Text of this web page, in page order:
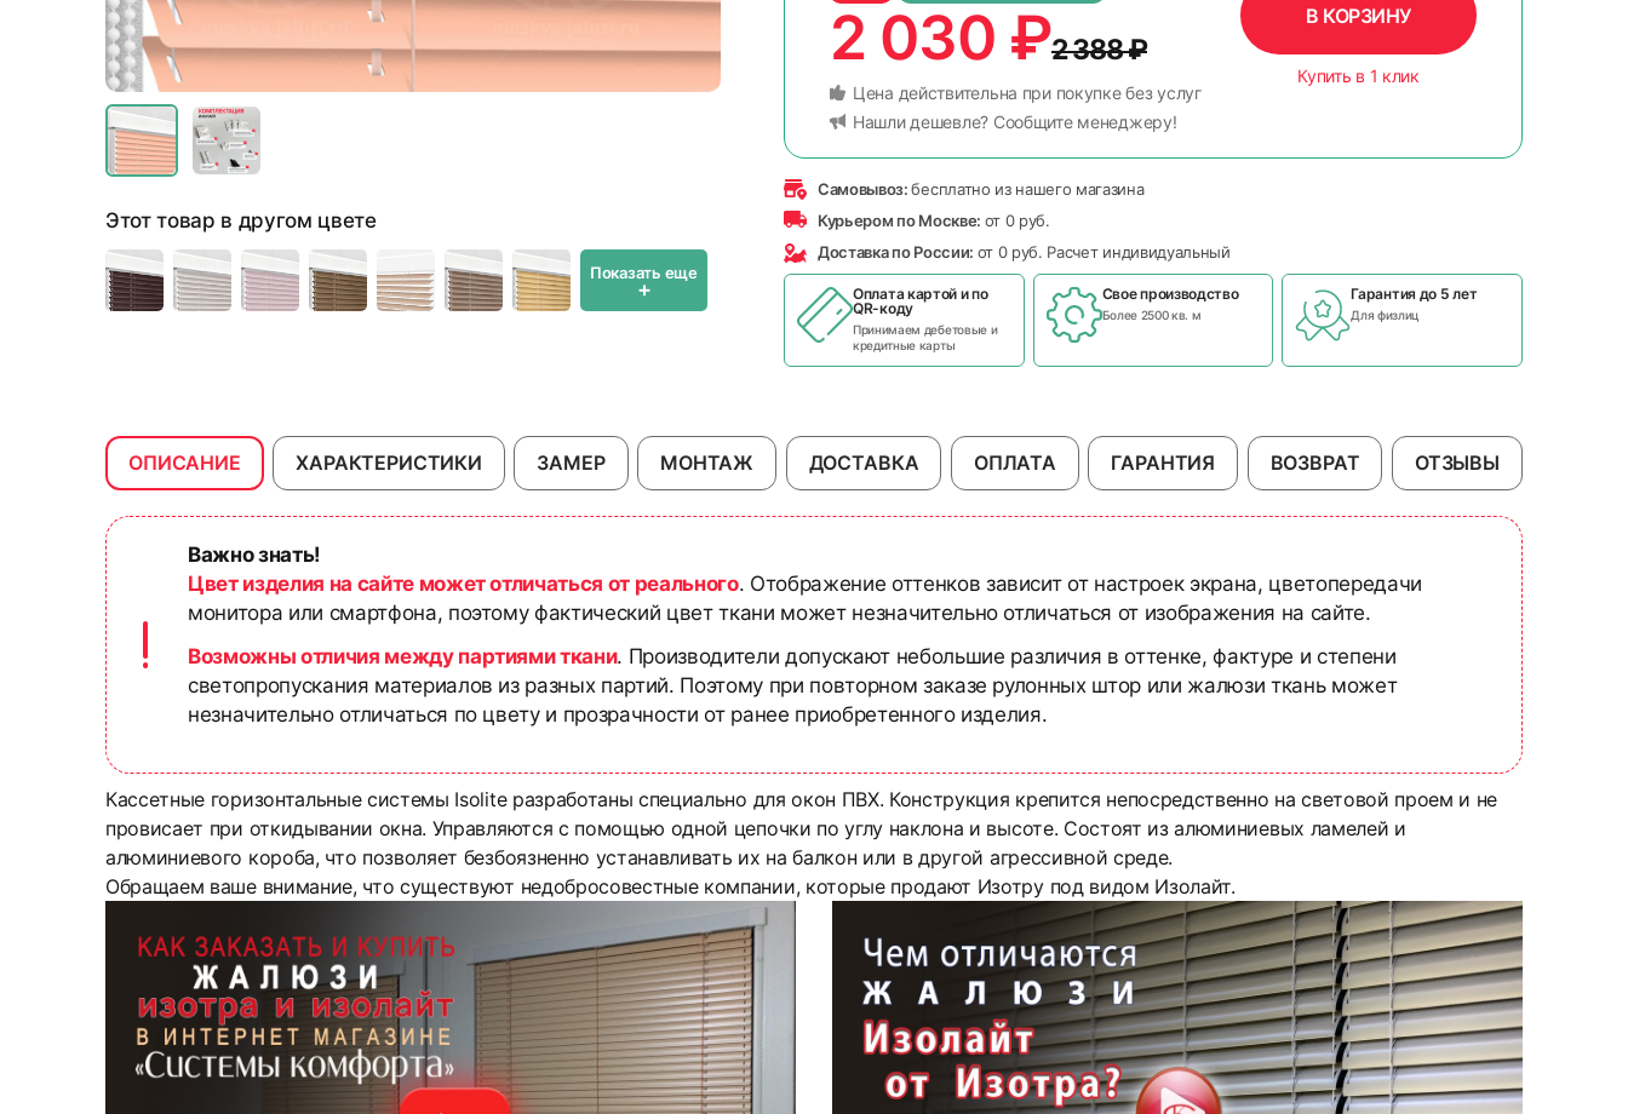
Этот товар в другом цвете
Показать еще
+
2 030 ₽2 388₽
Цена действительна при покупке без услуг
Нашли дешевле? Сообщите менеджеру!
В КОРЗИНУ
Купить в 1 клик
Самовывоз:бесплатно из нашего магазина
Курьером по Москве: от 0 руб.
Доставка по России: от 0 руб. Расчет индивидуальный
Оплата картой и по
QR-коду
Принимаем дебетовые и
кредитные карты
Свое производство
Более 2500 кв. м
Гарантия до 5 лет
Для физлиц
ОПИСАНИЕ ХАРАКТЕРИСТИКИ ЗАМЕР МОНТАЖ ДОСТАВКА ОПЛАТА ГАРАНТИЯ ВОЗВРАТ ОТЗЫВЫ
Важно знать!
Цвет изделия на сайте может отличаться от реального. Отображение оттенков зависит от настроек экрана, цветопередачи
монитора или смартфона, поэтому фактический цвет ткани может незначительно отличаться от изображения на сайте.
Возможны отличия между партиями ткани. Производители допускают небольшие различия в оттенке, фактуре и степени
светопропускания материалов из разных партий. Поэтому при повторном заказе рулонных штор или жалюзи ткань может
незначительно отличаться по цвету и прозрачности от ранее приобретенного изделия.
Кассетные горизонтальные системы Isolite разработаны специально для окон ПВХ. Конструкция крепится непосредственно на световой проем и не
провисает при откидывании окна. Управляются с помощью одной цепочки по углу наклона и высоте. Состоят из алюминиевых ламелей и
алюминиевого короба, что позволяет безбоязненно устанавливать их на балкон или в другой агрессивной среде.
Обращаем ваше внимание, что существуют недобросовестные компании, которые продают Изотру под видом Изолайт.